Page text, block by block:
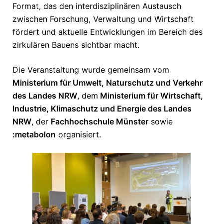
Format, das den interdisziplinären Austausch
zwischen Forschung, Verwaltung und Wirtschaft
fördert und aktuelle Entwicklungen im Bereich des
zirkulären Bauens sichtbar macht.
Die Veranstaltung wurde gemeinsam vom
Ministerium für Umwelt, Naturschutz und Verkehr
des Landes NRW, dem Ministerium für Wirtschaft,
Industrie, Klimaschutz und Energie des Landes
NRW, der Fachhochschule Münster sowie
:metabolon organisiert.